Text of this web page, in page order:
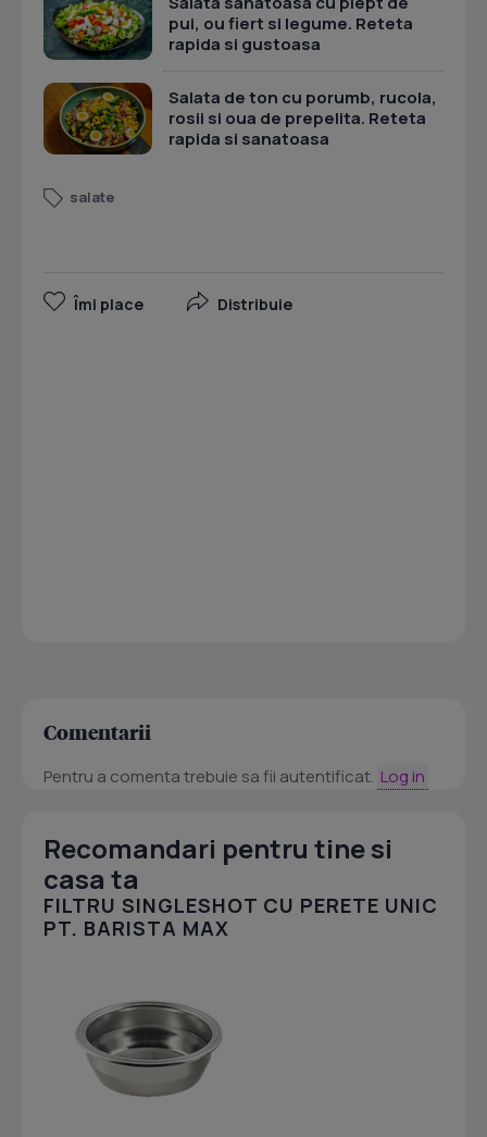
pui, ou fiert si legume. Reteta
rapida si gustoasa
Salata de ton cu porumb, rucola,
rosii si oua de prepelita. Reteta
rapida si sanatoasa
salate
Îmi place Distribuie
Comentarii
Pentru a comenta trebuie sa fii autentificat. Log in
Recomandari pentru tine si
casa ta
FILTRU SINGLESHOT CU PERETE UNIC
PT. BARISTA MAX